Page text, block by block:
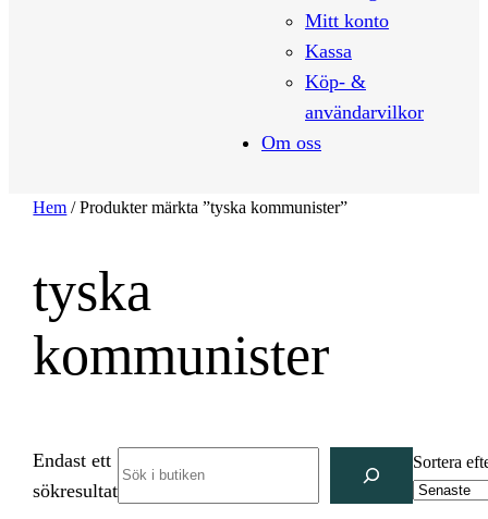
Mitt konto
Kassa
Köp- &
användarvilkor
Om oss
Hem / Produkter märkta ”tyska kommunister”
tyska
kommunister
Endast ett
sökresultat
Sortera